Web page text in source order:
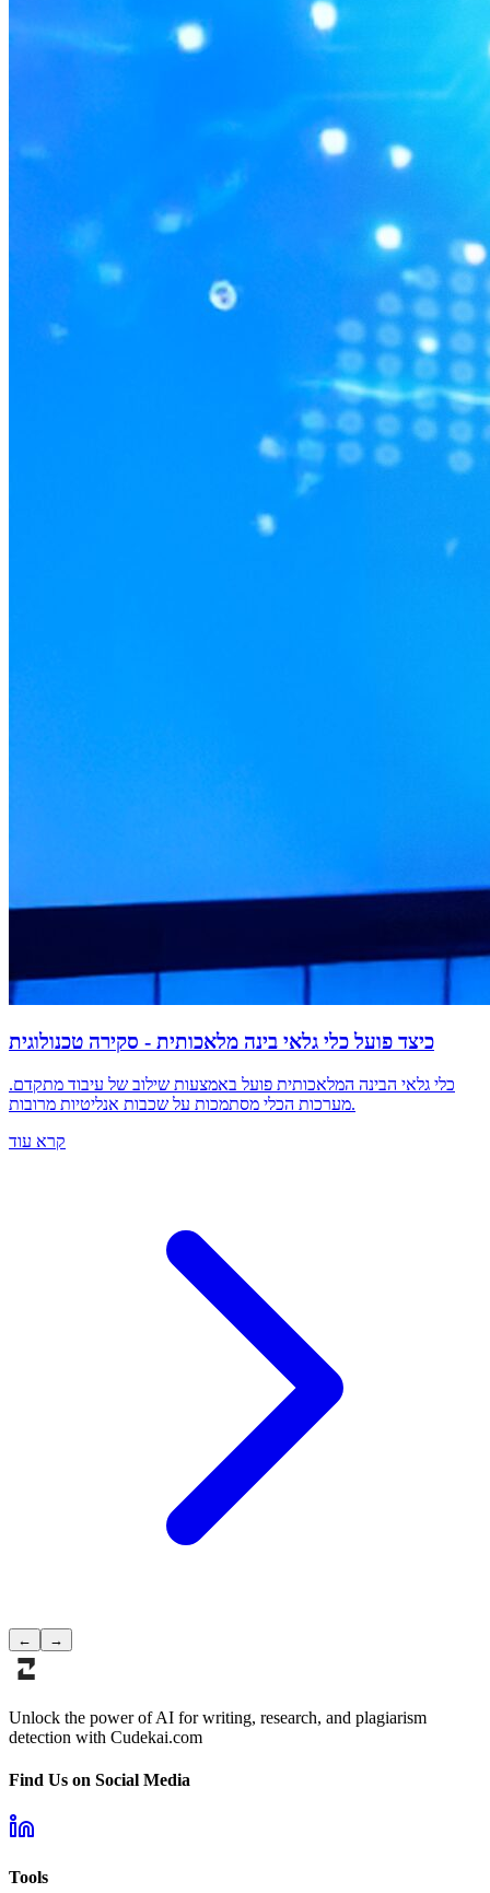
כיצד פועל כלי גלאי בינה מלאכותית - סקירה טכנולוגית
כלי גלאי הבינה המלאכותית פועל באמצעות שילוב של עיבוד מתקדם.
מערכות הכלי מסתמכות על שכבות אנליטיות מרובות.
קרא עוד
← →
Unlock the power of AI for writing, research, and plagiarism
detection with Cudekai.com
Find Us on Social Media
Tools